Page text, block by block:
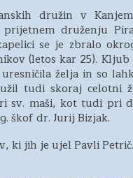
družin v
druženju
se je zbralo
(letos kar 25).
želja in so
tudi skoraj celotni
sv. maši, kot tudi pri
škof dr. Jurij Bizjak.
ki jih je ujel Pavli Petrič.